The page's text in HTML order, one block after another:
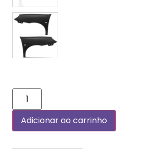
PAR
Adicionar ao carrinho